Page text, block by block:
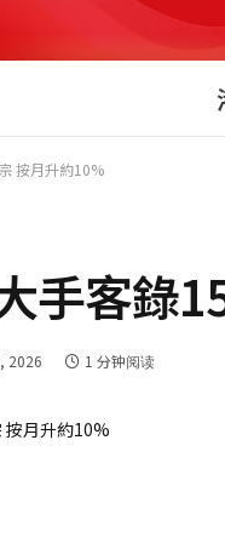
按月升約10%
手客錄
2026 1 分钟阅读